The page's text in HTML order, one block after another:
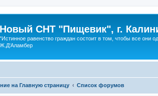
Новый СНТ "Пищевик", г.
"Истинное равенство граждан состоит в том, чтобы все они
Ж.Д'Аламбер
на Главную страницу Список форумов